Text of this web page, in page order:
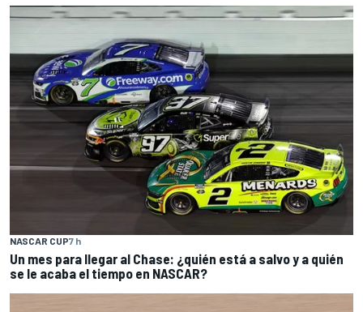
NASCAR CUP7 h
Un mes para llegar al Chase: ¿quién está a salvo y a quién
se le acaba el tiempo en NASCAR?